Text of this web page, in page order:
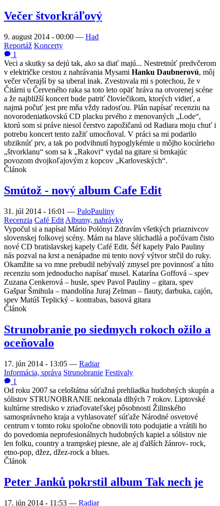
Večer štvorkráľový
9. august 2014 - 00:00 — Had
Reportáž Koncerty
1
Veci a skutky sa dejú tak, ako sa diať majú... Nestretnúť predvčerom
v električke cestou z nahrávania Mysami Hanku Daubnerovú, môj
večer včerajší by sa uberal inak. Zvestovala mi s potechou, že v
Čitárni u Červeného raka sa toto leto opäť hráva na otvorenej scéne
a že najbližší koncert bude patriť človiečikom, ktorých vidieť, a
najmä počuť jest pre mňa vždy radosťou. Plán napísať recenziu na
novorodeniatkovskú CD placku prvého z menovaných „Lode“,
ktorú som si práve niesol čerstvo zapožičanú od Radiara moju chuť i
potrebu koncert tento zažiť umocňoval. V práci sa mi podarilo
ubziknúť prv, a tak po podvihnutí hypoglykémie u môjho kocúrieho
„štvorklanu“ som sa k „Rakovi“ vydal na gitare si brnkajúc
povozom dvojkoľajovým z kopcov „Karloveských“.
Článok
Smútož - nový album Cafe Edit
31. júl 2014 - 16:01 — PaloPauliny
Recenzia Café Edit Albumy, nahrávky
Vypočul si a napísal Mário Polónyi Zdravím všetkých priaznivcov
slovenskej folkovej scény. Mám na hlave slúchadlá a počúvam čisto
nové CD bratislavskej kapely Café Edit. Šéf kapely Palo Pauliny
nás pozval na krst a nenápadne mi tento nový výtvor strčil do ruky.
Okamžite sa vo mne prebudil nebývalý zmysel pre povinnosť a túto
recenziu som jednoducho napísať musel. Katarína Goffová – spev
Zuzana Cenkerová – husle, spev Pavol Pauliny – gitara, spev
Gašpar Šmihula – mandolína Juraj Zelman – flauty, darbuka, cajón,
spev Matúš Teplický – kontrabas, basová gitara
Článok
Strunobranie po siedmych rokoch ožilo a
oceňovalo
17. jún 2014 - 13:05 — Radiar
Informácia, správa Strunobranie Festivaly
1
Od roku 2007 sa celoštátna súťažná prehliadka hudobných skupín a
sólistov STRUNOBRANIE nekonala dlhých 7 rokov. Liptovské
kultúrne stredisko v zriaďovateľskej pôsobnosti Žilinského
samosprávneho kraja a vyhlasovateľ súťaže Národné osvetové
centrum v tomto roku spoločne obnovili toto podujatie a vrátili ho
do povedomia neprofesionálnych hudobných kapiel a sólistov nie
len folku, country a trampskej piesne, ale aj ďalších žánrov- rock,
etno-pop, džez, džez-rock a blues.
Článok
Peter Janků pokrstil album Tak nech je
17. jún 2014 - 11:53 — Radiar